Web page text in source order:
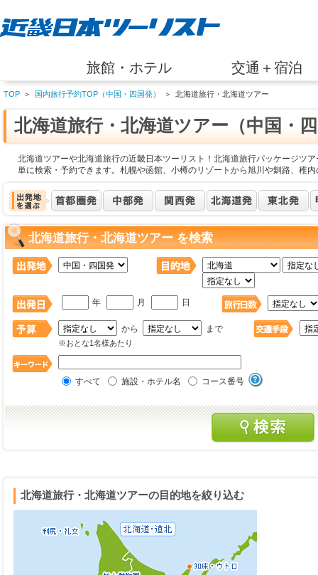
旅館・ホテル 交通＋宿泊
TOP ＞ 国内旅行予約TOP（中国・四国発） ＞ 北海道旅行・北海道ツアー
北海道旅行・北海道ツアー（中国・
北海道ツアーや北海道旅行の近畿日本ツーリスト！北海道旅行パッケージツ
単に検索・予約できます。札幌や函館、小樽のリゾートから旭川や釧路、稚
北海道旅行・北海道ツアー を検索
年 月 日
から まで
※おとな1名様あたり
すべて 施設・ホテル名 コース番号
北海道旅行・北海道ツアーの目的地を絞り込む